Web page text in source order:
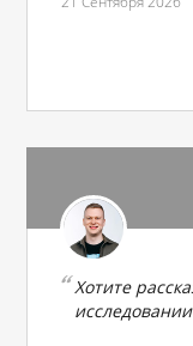
Хотите